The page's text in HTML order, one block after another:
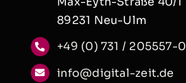
89231 Neu-Ulm
+49 (0) 731 / 205557-0
info@digital-zeit.de